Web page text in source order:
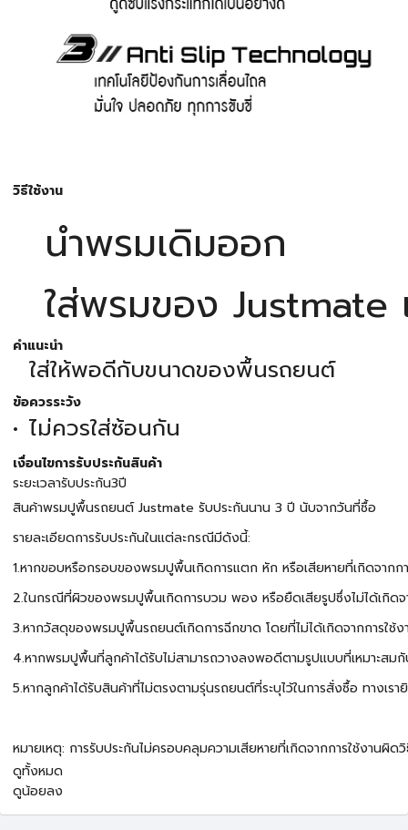
วิธีใช้งาน
นำพรมเดิมออก
ใส่พรมของ Justmate
คำแนะนำ
ใส่ให้พอดีกับขนาดของพื้นรถยนต์
ข้อควรระวัง
ไม่ควรใส่ซ้อนกัน
เงื่อนไขการรับประกันสินค้า
ระยะเวลารับประกัน3ปี
สินค้าพรมปูพื้นรถยนต์ Justmate รับประกันนาน 3 ปี นับจากวันที่ซื้อ
รายละเอียดการรับประกันในแต่ละกรณีมีดังนี้:
1.หากขอบหรือกรอบของพรมปูพื้นเกิดการแตก หัก หรือเสียหายที่เกิดจาก
2.ในกรณีที่ผิวของพรมปูพื้นเกิดการบวม พอง หรือยืดเสียรูปซึ่งไม่ได้เกิดจ
3.หากวัสดุของพรมปูพื้นรถยนต์เกิดการฉีกขาด โดยที่ไม่ได้เกิดจากการใช้
4.หากพรมปูพื้นที่ลูกค้าได้รับไม่สามารถวางลงพอดีตามรูปแบบที่เหมาะสม
5.หากลูกค้าได้รับสินค้าที่ไม่ตรงตามรุ่นรถยนต์ที่ระบุไว้ในการสั่งซื้อ ทางเร
หมายเหตุ: การรับประกันไม่ครอบคลุมความเสียหายที่เกิดจากการใช้งานผิ
ดูทั้งหมด
ดูน้อยลง